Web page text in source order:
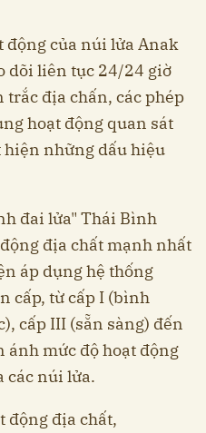
động của núi lửa Anak
dõi liên tục 24/24 giờ
địa chấn, các phép
hoạt động quan sát
những dấu hiệu
đai lửa" Thái Bình
địa chất mạnh nhất
áp dụng hệ thống
cấp, từ cấp I (bình
cấp III (sẵn sàng) đến
ánh mức độ hoạt động
các núi lửa.
động địa chất,